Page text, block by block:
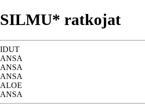
SILMU* ratkojat
IDUT
ANSA
ANSA
ANSA
ALOE
ANSA